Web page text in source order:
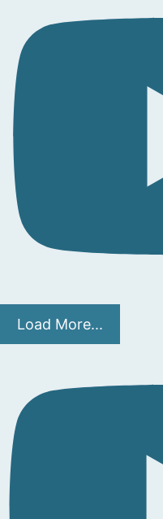
Load More...